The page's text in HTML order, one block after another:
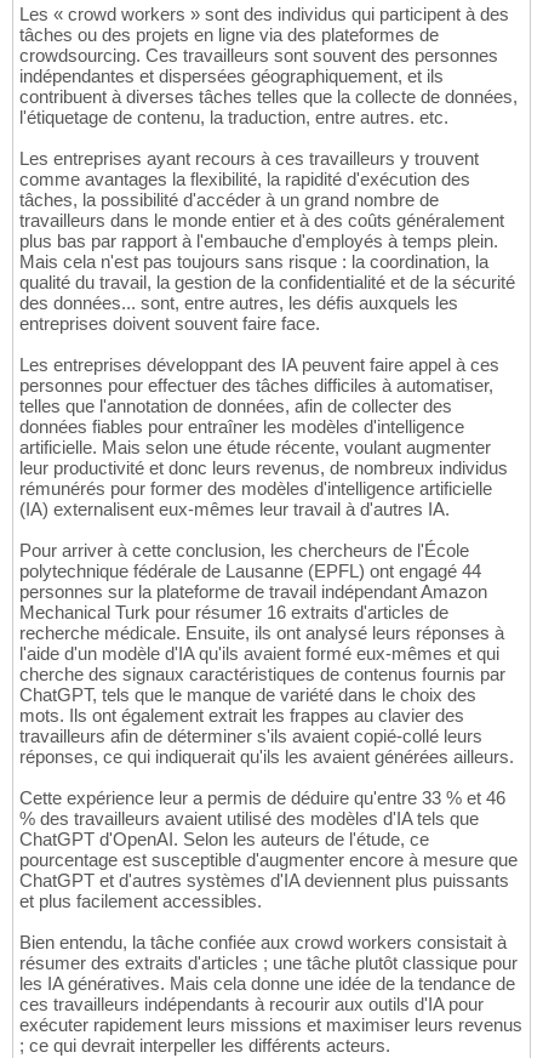
Les « crowd workers » sont des individus qui participent à des
tâches ou des projets en ligne via des plateformes de
crowdsourcing. Ces travailleurs sont souvent des personnes
indépendantes et dispersées géographiquement, et ils
contribuent à diverses tâches telles que la collecte de données,
l'étiquetage de contenu, la traduction, entre autres. etc.
Les entreprises ayant recours à ces travailleurs y trouvent
comme avantages la flexibilité, la rapidité d'exécution des
tâches, la possibilité d'accéder à un grand nombre de
travailleurs dans le monde entier et à des coûts généralement
plus bas par rapport à l'embauche d'employés à temps plein.
Mais cela n'est pas toujours sans risque : la coordination, la
qualité du travail, la gestion de la confidentialité et de la sécurité
des données... sont, entre autres, les défis auxquels les
entreprises doivent souvent faire face.
Les entreprises développant des IA peuvent faire appel à ces
personnes pour effectuer des tâches difficiles à automatiser,
telles que l'annotation de données, afin de collecter des
données fiables pour entraîner les modèles d'intelligence
artificielle. Mais selon une étude récente, voulant augmenter
leur productivité et donc leurs revenus, de nombreux individus
rémunérés pour former des modèles d'intelligence artificielle
(IA) externalisent eux-mêmes leur travail à d'autres IA.
Pour arriver à cette conclusion, les chercheurs de l'École
polytechnique fédérale de Lausanne (EPFL) ont engagé 44
personnes sur la plateforme de travail indépendant Amazon
Mechanical Turk pour résumer 16 extraits d'articles de
recherche médicale. Ensuite, ils ont analysé leurs réponses à
l'aide d'un modèle d'IA qu'ils avaient formé eux-mêmes et qui
cherche des signaux caractéristiques de contenus fournis par
ChatGPT, tels que le manque de variété dans le choix des
mots. Ils ont également extrait les frappes au clavier des
travailleurs afin de déterminer s'ils avaient copié-collé leurs
réponses, ce qui indiquerait qu'ils les avaient générées ailleurs.
Cette expérience leur a permis de déduire qu'entre 33 % et 46
% des travailleurs avaient utilisé des modèles d'IA tels que
ChatGPT d'OpenAI. Selon les auteurs de l'étude, ce
pourcentage est susceptible d'augmenter encore à mesure que
ChatGPT et d'autres systèmes d'IA deviennent plus puissants
et plus facilement accessibles.
Bien entendu, la tâche confiée aux crowd workers consistait à
résumer des extraits d'articles ; une tâche plutôt classique pour
les IA génératives. Mais cela donne une idée de la tendance de
ces travailleurs indépendants à recourir aux outils d'IA pour
exécuter rapidement leurs missions et maximiser leurs revenus
; ce qui devrait interpeller les différents acteurs.